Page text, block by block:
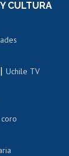
interna
y violencia
CULTURA
|Uchile TV